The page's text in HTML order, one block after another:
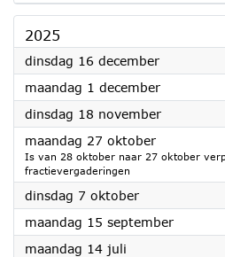
2025
dinsdag 16 december2025
maandag 1 december2025
dinsdag 18 november2025
maandag 27 oktober2025
Is van 28 oktober naar 27 oktober
fractievergaderingen
dinsdag 7 oktober2025
maandag 15 september2025
maandag 14 juli